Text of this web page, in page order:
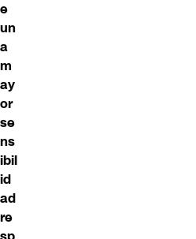
e
un
a
m
ay
or
se
ns
ibil
id
ad
re